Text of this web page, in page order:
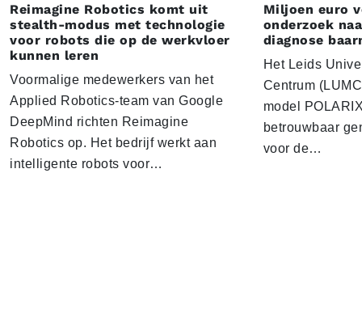
Reimagine Robotics komt uit
stealth-modus met technologie
voor robots die op de werkvloer
kunnen leren
Voormalige medewerkers van het
Applied Robotics-team van Google
DeepMind richten Reimagine
Robotics op. Het bedrijf werkt aan
intelligente robots voor…
Miljoen euro
onderzoek
diagnose
Het Leids
Centrum
model
betrouwbaar
voor de…